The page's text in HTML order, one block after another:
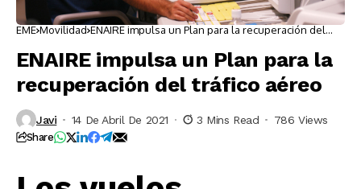
EME Movilidad ENAIRE impulsa un Plan para la recuperación del
ENAIRE impulsa un Plan para la
recuperación del tráfico aéreo
Javi 14 De Abril De 2021 3 Mins Read 786 Views
Share